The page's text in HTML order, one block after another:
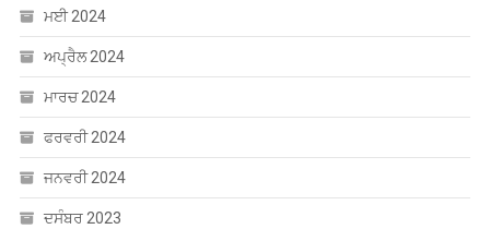
ਮਈ 2024
ਅਪ੍ਰੈਲ 2024
ਮਾਰਚ 2024
ਫਰਵਰੀ 2024
ਜਨਵਰੀ 2024
ਦਸੰਬਰ 2023